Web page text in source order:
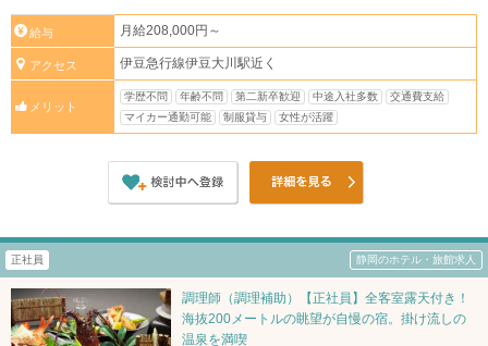
給与 月給208,000円～
アクセス 伊豆急行線伊豆大川駅近く
メリット
学歴不問 年齢不問 第二新卒歓迎 中途入社多数
交通費支給
マイカー通勤可能
制服貸与 女性が活躍
正社員 静岡のホテル・旅館求人
調理師（調理補助）【正社員】全客室露天付き！
海抜200メートルの眺望が自慢の宿。掛け流しの
温泉を満喫